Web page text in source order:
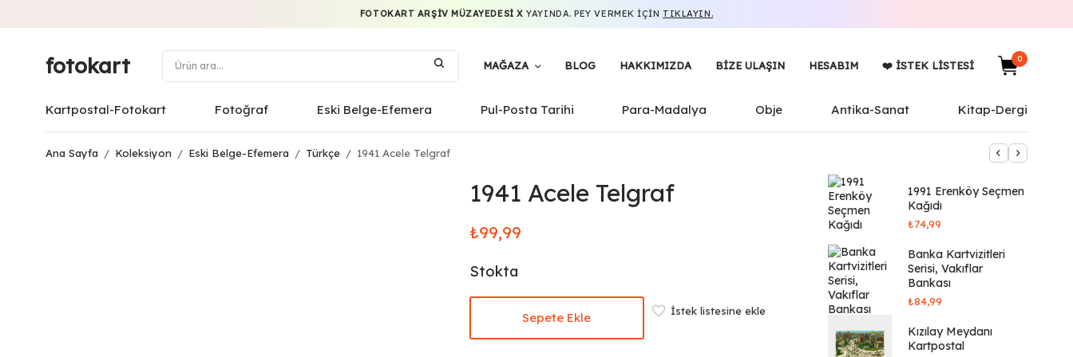
FOTOKART ARŞIV MÜZAYEDESI X YAYINDA. PEY VERMEK IÇIN TIKLAYIN.
fotokart MAĞAZA BLOG HAKKIMIZDA BIZE ULAŞIN HESABIM ❤️ İSTEK LISTESI
0
Kartpostal-Fotokart Fotoğraf Eski Belge-Efemera Pul-Posta Tarihi Para-Madalya Obje Antika-Sanat Kitap-Dergi
Ana Sayfa / Koleksiyon / Eski Belge-Efemera / Türkçe / 1941 Acele Telgraf
1941 Acele Telgraf
₺99,99
Stokta
Sepete Ekle İstek listesine ekle
1991 Erenköy Seçmen
Kağıdı
₺74,99
Banka Kartvizitleri
Serisi, Vakıflar
Bankası
₺84,99
Kızılay Meydanı
Kartpostal